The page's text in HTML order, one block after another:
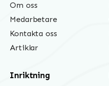
Om oss
Medarbetare
Kontakta oss
Artiklar
Inriktning